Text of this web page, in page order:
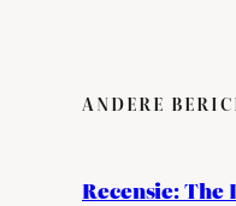
ANDERE
Recensie: The